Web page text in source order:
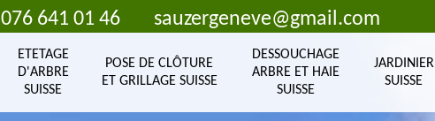
076 641 01 46 sauzergeneve@gmail.com
ETETAGE
D'ARBRE
SUISSE
POSE DE CLÔTURE
ET GRILLAGE SUISSE
DESSOUCHAGE
ARBRE ET HAIE
SUISSE
JARDINIER
SUISSE